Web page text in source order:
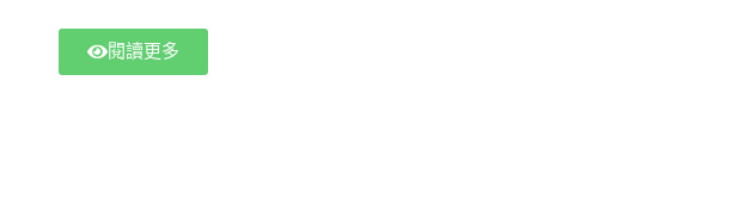
與耐用度，讓消費者不用花大錢也能打造亮眼造
閱讀更多